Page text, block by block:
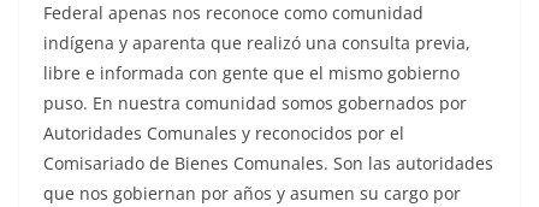
Federal apenas nos reconoce como comunidad
indígena y aparenta que realizó una consulta previa,
libre e informada con gente que el mismo gobierno
puso. En nuestra comunidad somos gobernados por
Autoridades Comunales y reconocidos por el
Comisariado de Bienes Comunales. Son las autoridades
que nos gobiernan por años y asumen su cargo por